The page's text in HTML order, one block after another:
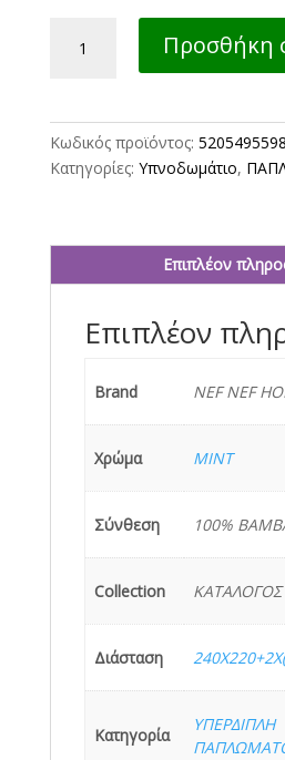
ΠΑΠΛΩΜΑΤΟΘΗΚΗ
NEF-
ποσότητα
Προσθήκη
Κωδικός προϊόντος:
Κατηγορίες: Υπνοδωμάτιο,
Επιπλέον
Επιπλέον
Brand NEF NEF
Χρώμα MINT
Σύνθεση 100%
Collection ΚΑΤΑΛΟΓΟΣ
Διάσταση
Κατηγορία
ΥΠΕΡΔΙΠΛΗ